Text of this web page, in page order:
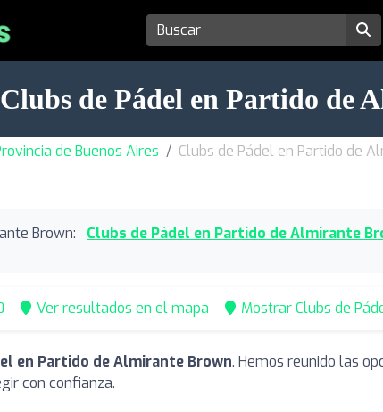
Clubs de Pádel en Partido de
de Buenos Aires Clubs de Pádel en Partido de
Brown: Clubs de Pádel en Partido de Almirante
Ver resultados en el mapa Mostrar Clubs de
en Partido de Almirante Brown. Hemos reunido las
con confianza.